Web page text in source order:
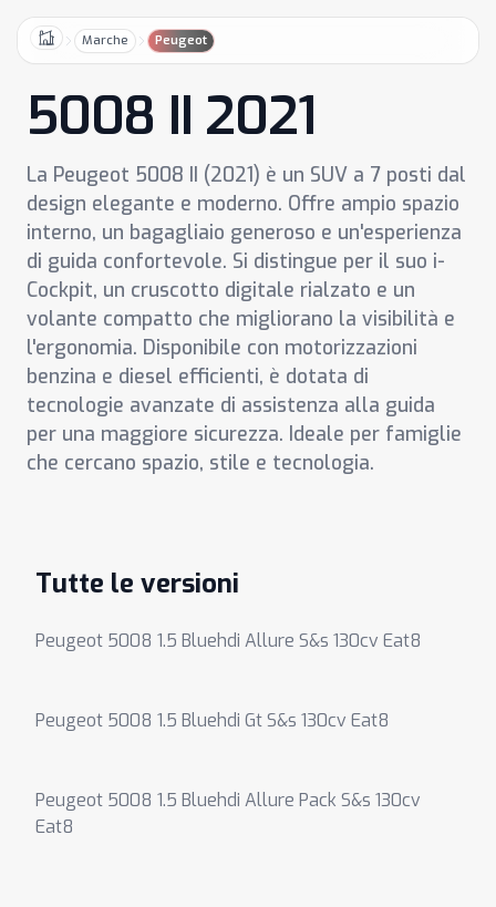
HomeMarche Peugeot
5008 II 2021
La Peugeot 5008 II (2021) è un SUV a 7 posti dal
design elegante e moderno. Offre ampio spazio
interno, un bagagliaio generoso e un'esperienza
di guida confortevole. Si distingue per il suo i-
Cockpit, un cruscotto digitale rialzato e un
volante compatto che migliorano la visibilità e
l'ergonomia. Disponibile con motorizzazioni
benzina e diesel efficienti, è dotata di
tecnologie avanzate di assistenza alla guida
per una maggiore sicurezza. Ideale per famiglie
che cercano spazio, stile e tecnologia.
Tutte le versioni
Peugeot 5008 1.5 Bluehdi Allure S&s 130cv Eat8
Peugeot 5008 1.5 Bluehdi Gt S&s 130cv Eat8
Peugeot 5008 1.5 Bluehdi Allure Pack S&s 130cv
Eat8